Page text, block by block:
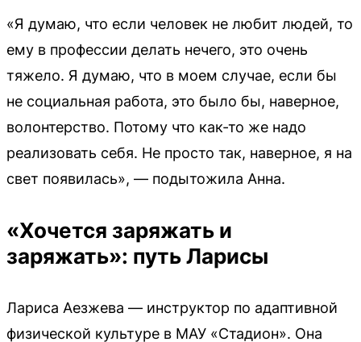
«Я думаю, что если человек не любит людей, то
ему в профессии делать нечего, это очень
тяжело. Я думаю, что в моем случае, если бы
не социальная работа, это было бы, наверное,
волонтерство. Потому что как-то же надо
реализовать себя. Не просто так, наверное, я на
свет появилась», — подытожила Анна.
«Хочется заряжать и
заряжать»: путь Ларисы
Лариса Аезжева — инструктор по адаптивной
физической культуре в МАУ «Стадион». Она